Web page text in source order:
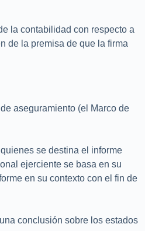
la contabilidad con respecto a
de la premisa de que la firma
aseguramiento (el Marco de
se destina el informe
ejerciente se basa en su
en su contexto con el fin de
conclusión sobre los estados